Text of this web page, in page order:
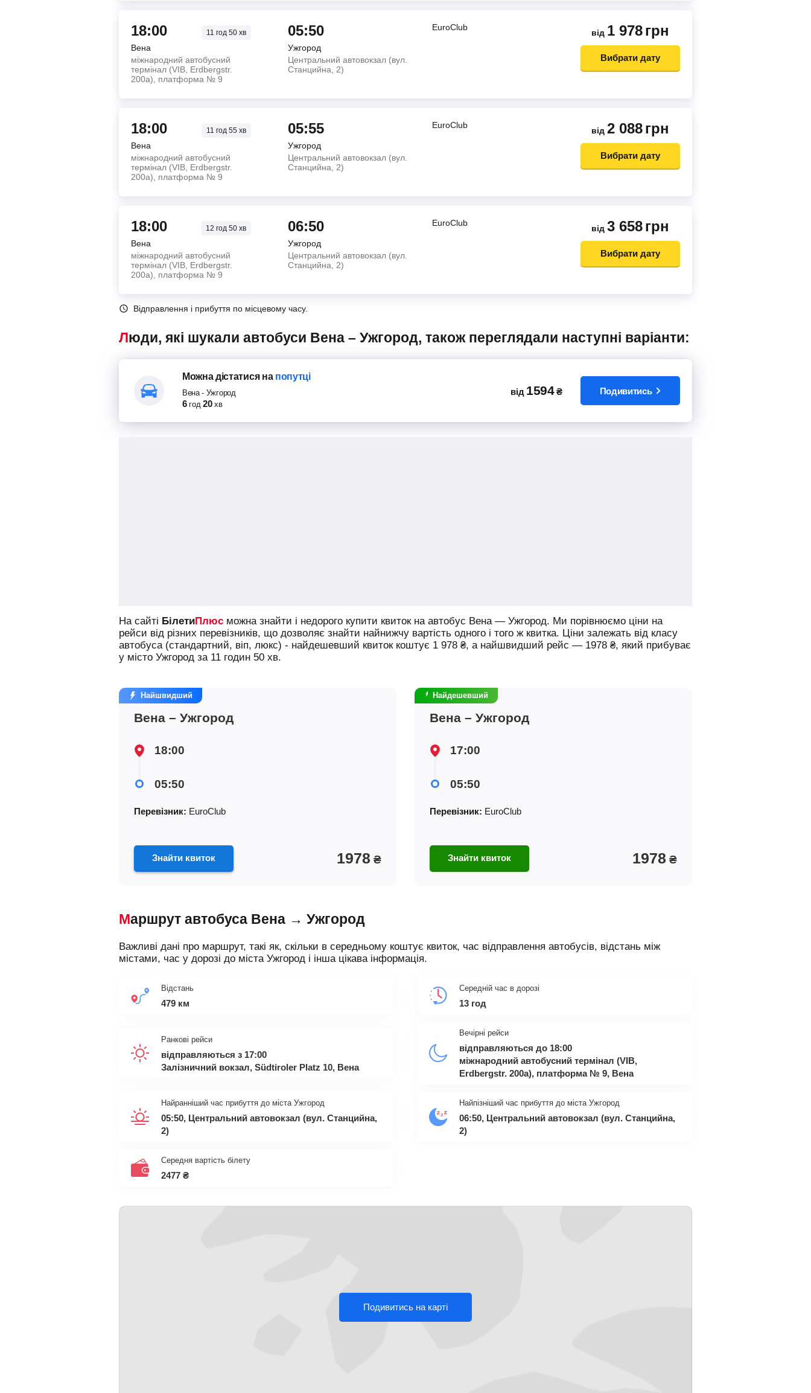
18:00 11 год50 хв
Вена
міжнародний автобусний
термінал (VIB, Erdbergstr.
200а), платформа № 9
05:50
Ужгород
Центральний автовокзал (вул.
Станцийна, 2)
EuroClub
від 1 978грн
Вибрати дату
18:00 11 год55 хв
Вена
міжнародний автобусний
термінал (VIB, Erdbergstr.
200а), платформа № 9
05:55
Ужгород
Центральний автовокзал (вул.
Станцийна, 2)
EuroClub
від 2 088грн
Вибрати дату
18:00 12 год50 хв
Вена
міжнародний автобусний
термінал (VIB, Erdbergstr.
200а), платформа № 9
06:50
Ужгород
Центральний автовокзал (вул.
Станцийна, 2)
EuroClub
від 3 658грн
Вибрати дату
Відправлення і прибуття по місцевому часу.
Люди, які шукали автобуси Вена – Ужгород, також переглядали наступні варіанти:
Можна дістатисяна попутці
Вена- Ужгород
6 год 20 хв
від 1594 ₴ Подивитись
На сайті БілетиПлюс можна знайти і недорого купити квиток на автобус Вена — Ужгород. Ми порівнюємо ціни на
рейси від різних перевізників, що дозволяє знайти найнижчу вартість одного і того ж квитка. Ціни залежать від класу
автобуса (стандартний, віп, люкс) - найдешевший квиток коштує 1 978 ₴, а найшвидший рейс — 1978 ₴, який прибуває
у місто Ужгород за 11 годин 50 хв.
Найшвидший
Вена – Ужгород
18:00
05:50
Перевізник: EuroClub
Знайти квиток 1978 ₴
Найдешевший
Вена – Ужгород
17:00
05:50
Перевізник: EuroClub
Знайти квиток 1978 ₴
Маршрут автобуса Вена → Ужгород
Важливі дані про маршрут, такі як, скільки в середньому коштує квиток, час відправлення автобусів, відстань між
містами, час у дорозі до міста Ужгород і інша цікава інформація.
Відстань
479 км
Середній час в дорозі
13 год
Ранкові рейси
відправляються з 17:00
Залізничний вокзал, Südtiroler Platz 10, Вена
Вечірні рейси
відправляються до 18:00
міжнародний автобусний термінал (VIB,
Erdbergstr. 200а), платформа № 9, Вена
Найранніший час прибуття до міста Ужгород
05:50, Центральний автовокзал (вул. Станцийна,
2)
Найпізніший час прибуття до міста Ужгород
06:50, Центральний автовокзал (вул. Станцийна,
2)
Середня вартість білету
2477 ₴
Подивитись на карті